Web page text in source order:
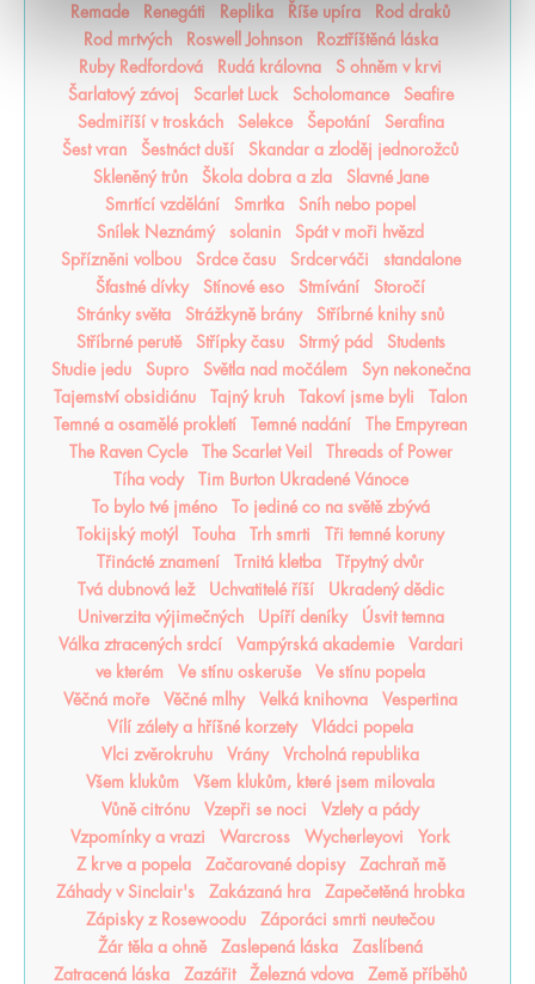
Remade
Renegáti Replika Říše upíra
Rod draků
Rod mrtvých
Roswell Johnson
Roztříštěná láska
Ruby Redfordová
Rudá královna
S ohněm v krvi
Šarlatový závoj
Scarlet Luck Scholomance
Seafire
Sedmiříší v troskách
Selekce Šepotání
Serafina
Šest vran
Šestnáct duší
Skandar a zloděj jednorožců
Skleněný trůn
Škola dobra a zla
Slavné Jane
Smrtící vzdělání
Smrtka
Sníh nebo popel
Snílek Neznámý
solanin
Spát v moři hvězd
Spřízněni volbou
Srdce času Srdcerváči
standalone
Šťastné dívky
Stínové eso Stmívání
Storočí
Stránky světa
Strážkyně brány
Stříbrné knihy snů
Stříbrné perutě
Střípky času Strmý pád
Students
Studie jedu
Supro Světla nad močálem
Syn nekonečna
Tajemství obsidiánu
Tajný kruh Takoví jsme byli
Talon
Temné a osamělé prokletí
Temné nadání
The Empyrean
The Raven Cycle
The Scarlet Veil
Threads of Power
Tíha vody
Tim Burton Ukradené Vánoce
To bylo tvé jméno
To jediné co na světě zbývá
Tokijský motýl
Touha Trh smrti
Tři temné koruny
Třinácté znamení
Trnitá kletba
Třpytný dvůr
Tvá dubnová lež
Uchvatitelé říší
Ukradený dědic
Univerzita výjimečných
Upíří deníky
Úsvit temna
Válka ztracených srdcí
Vampýrská akademie
Vardari
ve kterém
Ve stínu oskeruše
Ve stínu popela
Věčná moře
Věčné mlhy Velká knihovna
Vespertina
Vílí zálety a hříšné korzety
Vládci popela
Vlci zvěrokruhu
Vrány
Vrcholná republika
Všem klukům
Všem klukům, které jsem milovala
Vůně citrónu
Vzepři se noci
Vzlety a pády
Vzpomínky a vrazi
Warcross Wycherleyovi
York
Z krve a popela
Začarované dopisy
Zachraň mě
Záhady v Sinclair's
Zakázaná hra
Zapečetěná hrobka
Zápisky z Rosewoodu
Záporáci smrti neutečou
Žár těla a ohně
Zaslepená láska
Zaslíbená
Zatracená láska
Zazářit Železná vdova
Země příběhů